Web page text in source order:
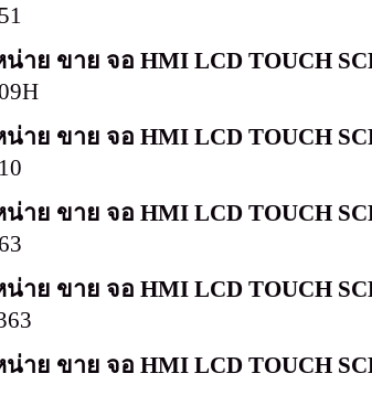
าย ขาย จอ HMI LCD TOUCH
าย ขาย จอ HMI LCD TOUCH
าย ขาย จอ HMI LCD TOUCH
าย ขาย จอ HMI LCD TOUCH
าย ขาย จอ HMI LCD TOUCH